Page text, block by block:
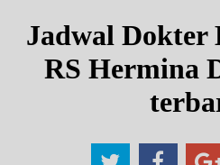
Jadwal Dokter
RS Hermina